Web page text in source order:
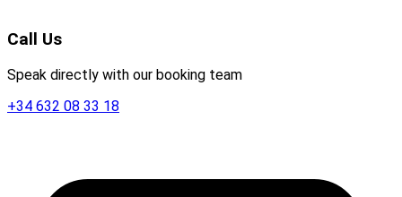
Call Us
Speak directly with our booking team
+34 632 08 33 18